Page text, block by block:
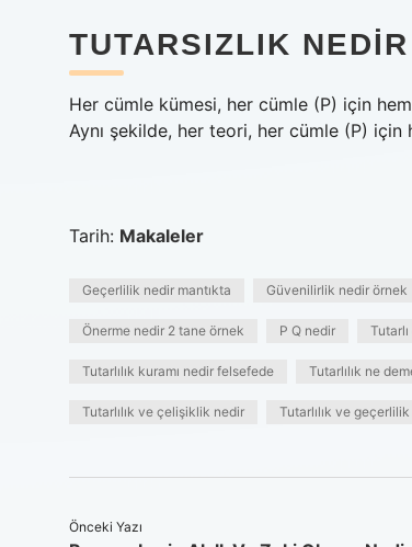
TUTARSIZLIK
Her cümle kümesi, her cümle (P) için hem
Aynı şekilde, her teori, her cümle (P) için
Tarih: Makaleler
Geçerlilik nedir mantıkta Güvenilirlik nedir örnek
Önerme nedir 2 tane örnek P Q nedir
Tutarlılık kuramı nedir felsefede Tutarlılık ne
Tutarlılık ve çelişiklik nedir Tutarlılık ve
Önceki Yazı